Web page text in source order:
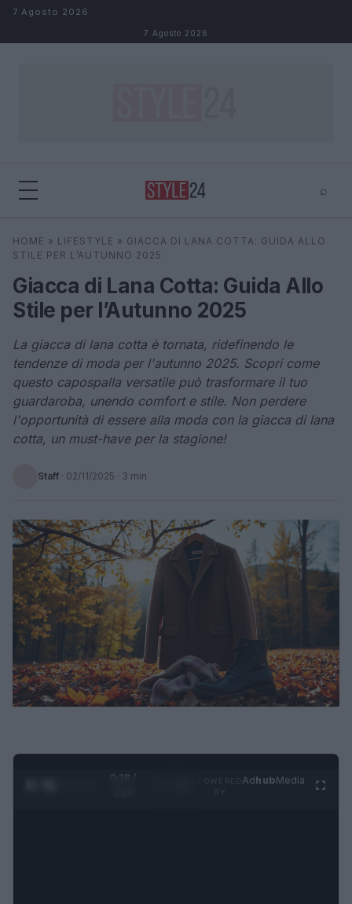
Salta al contenuto
7 Agosto 2026
7 Agosto 2026
⌕
Cerca ⌕ ×
HOME » LIFESTYLE » GIACCA DI LANA COTTA: GUIDA ALLO
STILE PER L’AUTUNNO 2025
Giacca di Lana Cotta: Guida Allo
Stile per l’Autunno 2025
La giacca di lana cotta è tornata, ridefinendo le
tendenze di moda per l'autunno 2025. Scopri come
questo capospalla versatile può trasformare il tuo
guardaroba, unendo comfort e stile. Non perdere
l'opportunità di essere alla moda con la giacca di lana
cotta, un must-have per la stagione!
Staff · 02/11/2025 · 3 min
0:28 /
AdhubMedia